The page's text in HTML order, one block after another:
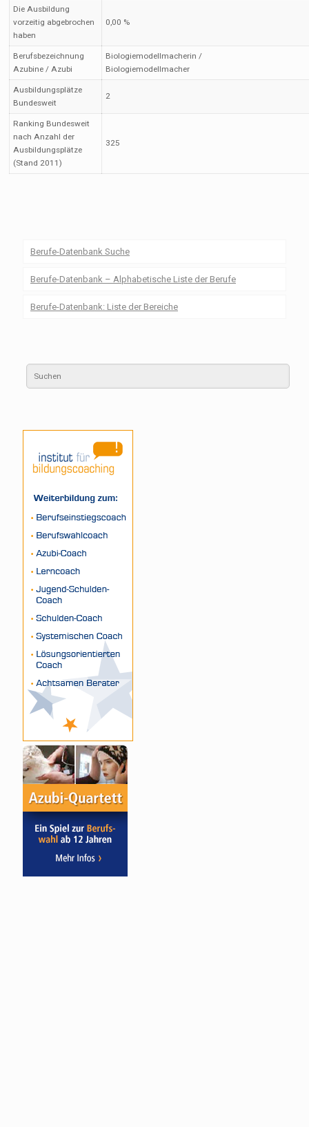
Die Ausbildung
vorzeitig abgebrochen
haben
0,00 %
Berufsbezeichnung
Azubine / Azubi
Biologiemodellmacherin /
Biologiemodellmacher
Ausbildungsplätze
Bundesweit
2
Ranking Bundesweit
nach Anzahl der
Ausbildungsplätze
(Stand 2011)
325
Berufe-Datenbank Suche
Berufe-Datenbank – Alphabetische Liste der Berufe
Berufe-Datenbank: Liste der Bereiche